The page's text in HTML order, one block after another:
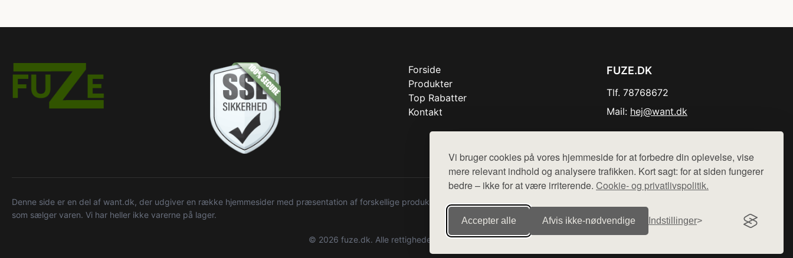
Vi bruger cookies på vores hjemmeside for at forbedre din oplevelse, vise
mere relevant indhold og analysere trafikken. Kort sagt: for at siden fungerer
bedre – ikke for at være irriterende. Cookie- og privatlivspolitik.
Accepter alle Afvis ikke‑nødvendige Indstillinger
Forside
Produkter
Top Rabatter
Kontakt
FUZE.DK
Tlf. 78768672
Mail: hej@want.dk
Denne side er en del af want.dk, der udgiver en række hjemmesider med præsentation af forskellige produkter fra diverse webshops. Der sælges ikke varer fra denne side - vi henviser til de shops,
som sælger varen. Vi har heller ikke varerne på lager.
© 2026 fuze.dk. Alle rettigheder forbeholdes.